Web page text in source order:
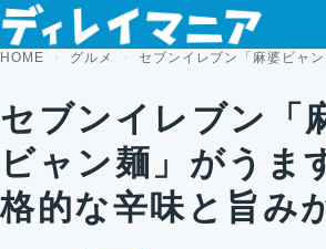
コンテンツへスキップ
HOME グルメ セブンイレブン「麻婆ビャ
セブンイレブン「
ビャン麺」がうま
格的な辛味と旨み